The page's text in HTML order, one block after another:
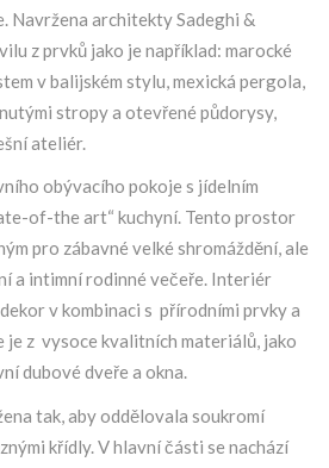
Navržena architekty Sadeghi &
z prvků jako je například: marocké
v balijském stylu, mexická pergola,
stropy a otevřené půdorysy,
ateliér.
obývacího pokoje s jídelním
of-the art“ kuchyní. Tento prostor
pro zábavné velké shromáždění, ale
a intimní rodinné večeře. Interiér
v kombinaci s přírodními prvky a
je z vysoce kvalitních materiálů, jako
dubové dveře a okna.
tak, aby oddělovala soukromí
křídly. V hlavní části se nachází